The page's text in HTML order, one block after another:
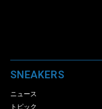
SNEAKERS
ニュース
トピック